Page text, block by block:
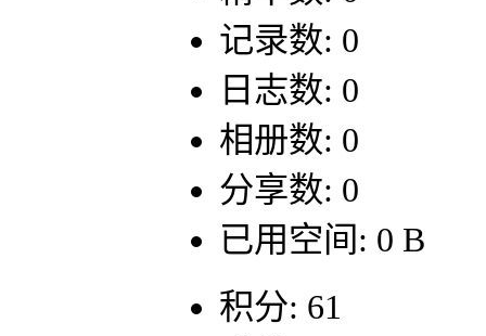
记录数: 0
日志数: 0
相册数: 0
分享数: 0
已用空间: 0 B
积分: 61